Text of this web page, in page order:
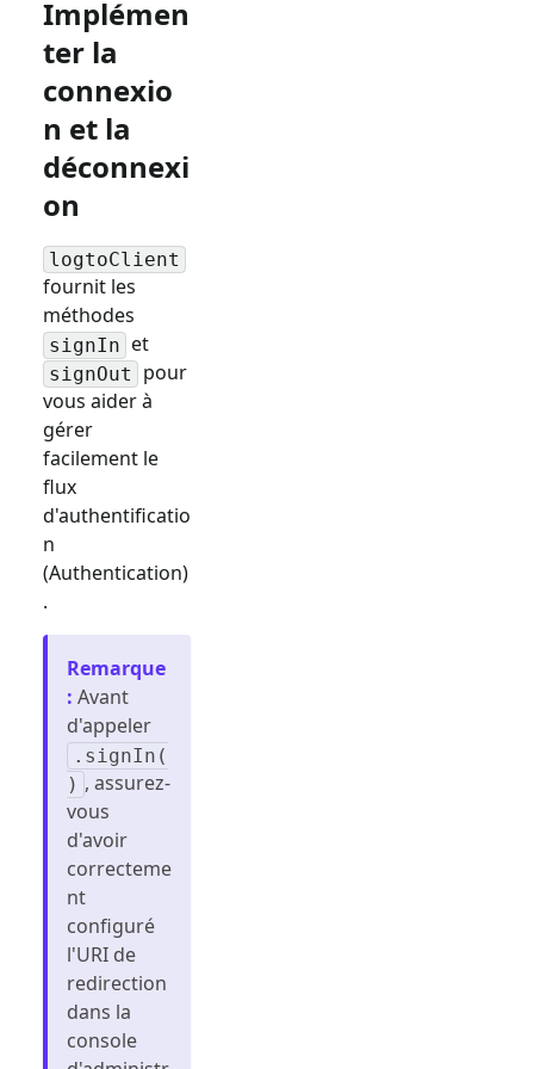
Implémen
ter la
connexio
n et la
déconnexi
on
logtoClient
fournit les
méthodes
signIn et
signOut
pour
vous aider à
gérer
facilement le
flux
d'authentificatio
n
(Authentication)
.
Remarque
: Avant
d'appeler
.signIn(
) , assurez-
vous
d'avoir
correcteme
nt
configuré
l'URI de
redirection
dans la
console